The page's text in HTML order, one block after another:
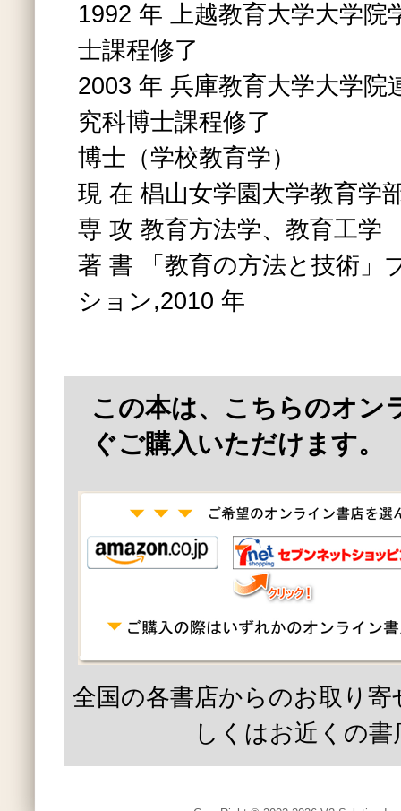
1992 年 上越教育大学大学院
士課程修了
2003 年 兵庫教育大学大学院
究科博士課程修了
博士（学校教育学）
現 在 椙山女学園大学教育学
専 攻 教育方法学、教育工学
著 書 「教育の方法と技術」
ション,2010 年
この本は、こちらのオン
ぐご購入いただけます。
全国の各書店からのお取り
しくはお近くの書